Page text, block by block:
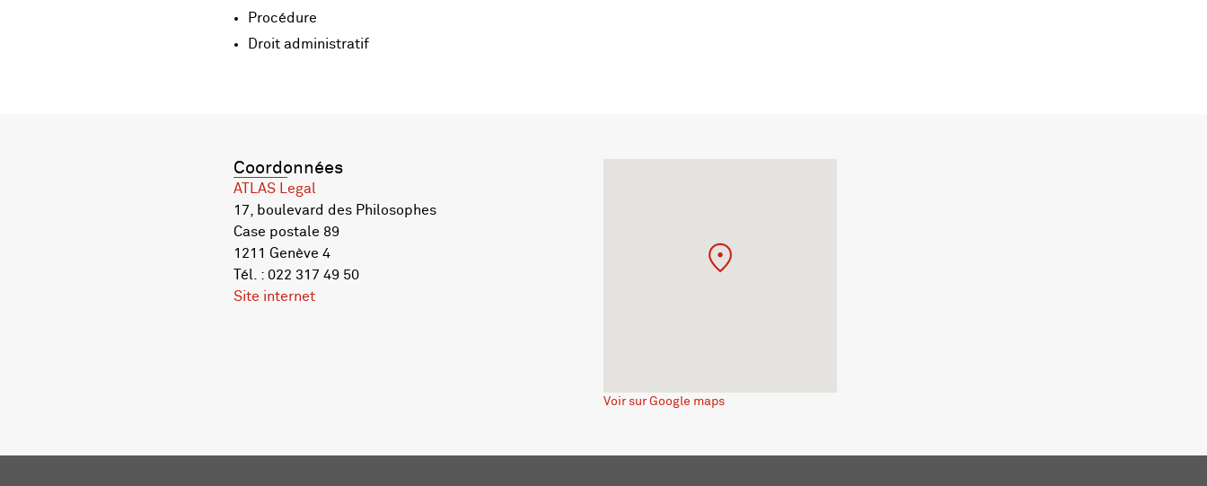
Procédure
Droit administratif
Coordonnées
ATLAS Legal
17, boulevard des Philosophes
Case postale 89
1211 Genève 4
Tél. : 022 317 49 50
Site internet
Voir sur Google maps